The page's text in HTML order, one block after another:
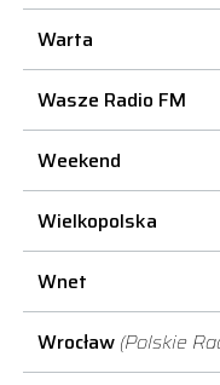
Warta
Wasze Radio FM
Weekend
Wielkopolska
Wnet
Wrocław (Polskie